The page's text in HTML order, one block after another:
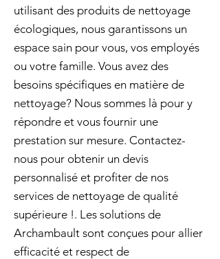
utilisant des produits de nettoyage
écologiques, nous garantissons un
espace sain pour vous, vos employés
ou votre famille. Vous avez des
besoins spécifiques en matière de
nettoyage? Nous sommes là pour y
répondre et vous fournir une
prestation sur mesure. Contactez-
nous pour obtenir un devis
personnalisé et profiter de nos
services de nettoyage de qualité
supérieure !. Les solutions de
Archambault sont conçues pour allier
efficacité et respect de